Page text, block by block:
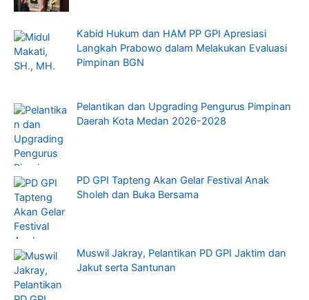
Kabid Hukum dan HAM PP GPI Apresiasi
Langkah Prabowo dalam Melakukan Evaluasi
Pimpinan BGN
Pelantikan dan Upgrading Pengurus Pimpinan
Daerah Kota Medan 2026-2028
PD GPI Tapteng Akan Gelar Festival Anak
Sholeh dan Buka Bersama
Muswil Jakray, Pelantikan PD GPI Jaktim dan
Jakut serta Santunan